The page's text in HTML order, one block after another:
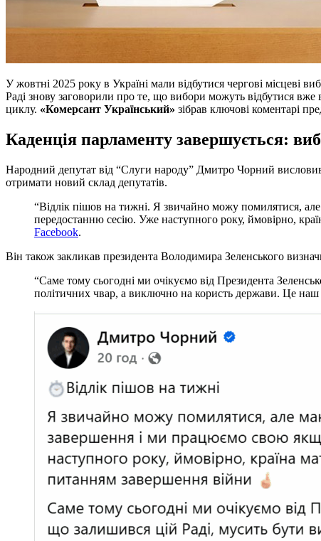
У жовтні 2025 року в Україні мали відбутися чергові
Раді знову заговорили про те, що вибори можуть відбутися вже
циклу. «Комерсант Український» зібрав ключові коментарі
Каденція парламенту завершується:
Народний депутат від “Слуги народу” Дмитро Чорний
отримати новий склад депутатів.
“Відлік пішов на тижні. Я звичайно можу помилятися,
передостанню сесію. Уже наступного року, ймовірно,
Facebook.
Він також закликав президента Володимира Зеленського
“Саме тому сьогодні ми очікуємо від Президента
політичних чвар, а виключно на користь держави. Це наш